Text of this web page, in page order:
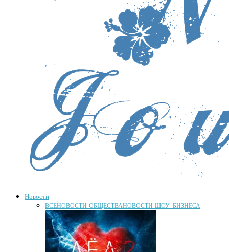
Новости
ВСЕНОВОСТИ ОБЩЕСТВАНОВОСТИ ШОУ-БИЗНЕСА